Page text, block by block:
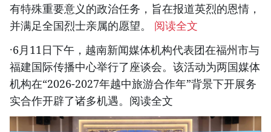
有特殊重要意义的政治任务，旨在报道英烈的恩情，
并满足全国烈士亲属的愿望。 阅读全文
·6月11日下午，越南新闻媒体机构代表团在福州市与
福建国际传播中心举行了座谈会。该活动为两国媒体
机构在“2026-2027年越中旅游合作年”背景下开展务
实合作开辟了诸多机遇。阅读全文